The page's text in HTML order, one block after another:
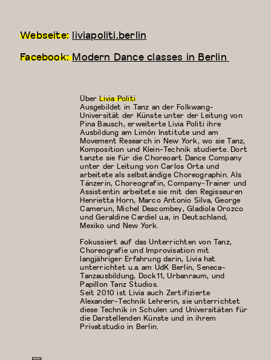
Webseite: liviapoliti.berlin
Facebook:Modern Dance classes in Berlin
ÜberLivia Politi
Ausgebildet in Tanz an der Folkwang-
Universität der Künste unter der Leitung von
Pina Bausch, erweiterte Livia Politi ihre
Ausbildung am Limón Institute und am
Movement Research in New York, wo sie Tanz,
Komposition und Klein-Technik studierte. Dort
tanzte sie für die Choreoart Dance Company
unter der Leitung von Carlos Orta und
arbeitete als selbständige Choreographin. Als
Tänzerin, Choreografin, Company-Trainer und
Assistentin arbeitete sie mit den Regisseuren
Henrietta Horn, Marco Antonio Silva, George
Camerun, Michel Descombey, Gladiola Orozco
und Geraldine Cardiel u.a, in Deutschland,
Mexiko und New York.
Fokussiert auf das Unterrichten von Tanz,
Choreografie und Improvisation mit
langjähriger Erfahrung darin, Livia hat
unterrichtet u.a. am UdK Berlin, Seneca-
Tanzausbildung, Dock11, Urbanraum, und
Papillon Tanz Studios.
Seit 2010 ist Livia auch Zertifizierte
Alexander-Technik Lehrerin, sie unterrichtet
diese Technik in Schulen und Universitäten für
die Darstellenden Künste und in ihrem
Privatstudio in Berlin.